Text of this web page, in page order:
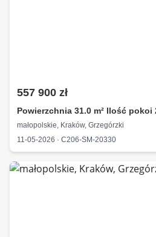
557 900 zł
Powierzchnia 31.0 m² Ilość pokoi
małopolskie, Kraków, Grzegórzki
11-05-2026 · C206-SM-20330